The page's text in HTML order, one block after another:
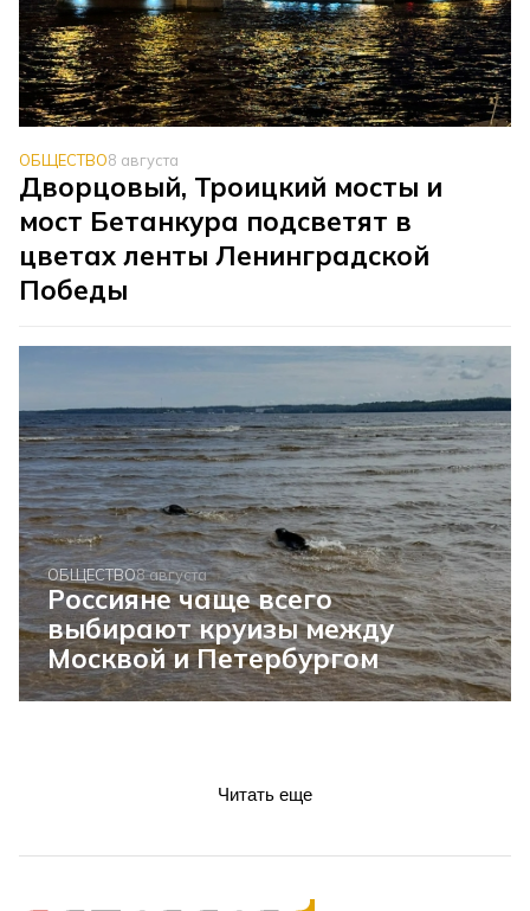
ОБЩЕСТВО8 августа
Дворцовый, Троицкий мосты и
мост Бетанкура подсветят в
цветах ленты Ленинградской
Победы
ОБЩЕСТВО8 августа
Россияне чаще всего
выбирают круизы между
Москвой и Петербургом
Читать еще